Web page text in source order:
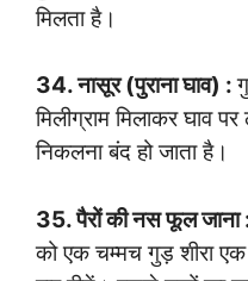
मिलता है।
34. नासूर (पुराना घाव) :
मिलीग्राम मिलाकर घाव
निकलना बंद हो जाता है।
35. पैरों की नस फूल जाना
को एक चम्मच गुड़ शीरा एक